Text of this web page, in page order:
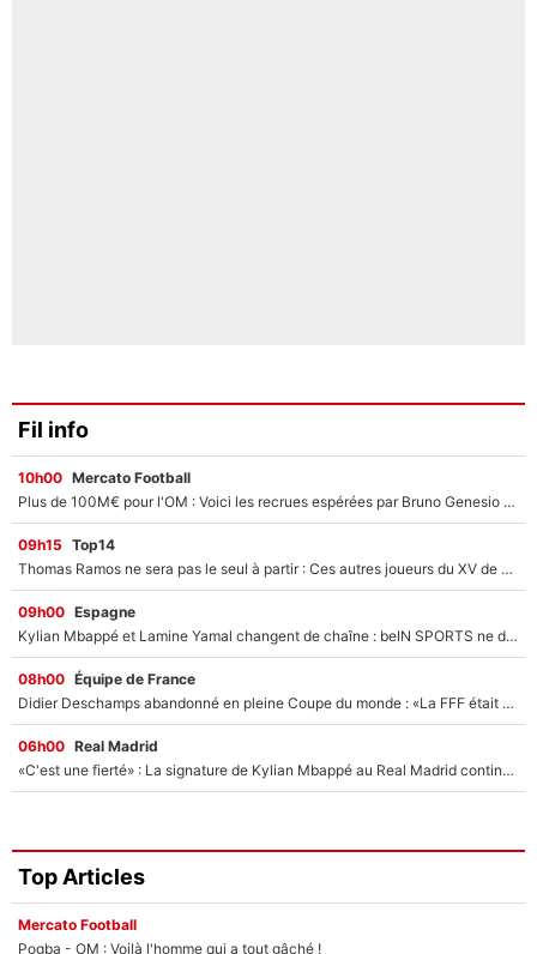
Fil info
10h00 Mercato Football
Plus de 100M€ pour l'OM : Voici les recrues espérées par Bruno Genesio et Grégory Lorenzi après l’opération dégraissage
09h15 Top14
Thomas Ramos ne sera pas le seul à partir : Ces autres joueurs du XV de France pourraient aussi quitter le Stade Toulousain, un club de Top 14 est déjà sur les rangs
09h00 Espagne
Kylian Mbappé et Lamine Yamal changent de chaîne : beIN SPORTS ne digère pas cette décision historique et prédit un fiasco pour la Liga
08h00 Équipe de France
Didier Deschamps abandonné en pleine Coupe du monde : «La FFF était déjà passée à Zinedine Zidane»
06h00 Real Madrid
«C'est une fierté» : La signature de Kylian Mbappé au Real Madrid continue de régaler l'Espagne
Top Articles
Mercato Football
Pogba - OM : Voilà l'homme qui a tout gâché !